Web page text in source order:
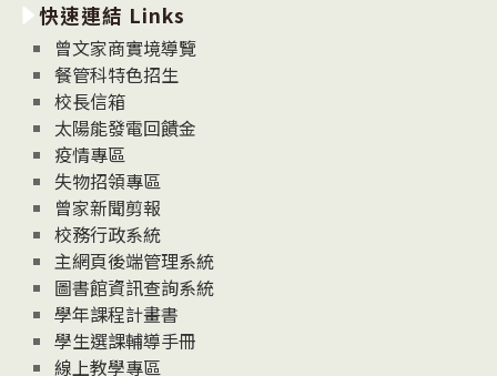
消
息
News
快速連結 Links
曾文家商實境導覽
餐管科特色招生
校長信箱
太陽能發電回饋金
疫情專區
失物招領專區
曾家新聞剪報
校務行政系統
主網頁後端管理系統
圖書館資訊查詢系統
學年課程計畫書
學生選課輔導手冊
線上教學專區